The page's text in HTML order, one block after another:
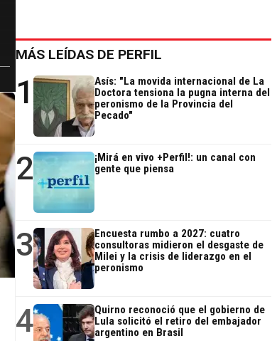
MÁS LEÍDAS DE PERFIL
1
Asís: "La movida internacional de La
Doctora tensiona la pugna interna del
peronismo de la Provincia del
Pecado"
2
¡Mirá en vivo +Perfil!: un canal con
gente que piensa
3
Encuesta rumbo a 2027: cuatro
consultoras midieron el desgaste de
Milei y la crisis de liderazgo en el
peronismo
4
Quirno reconoció que el gobierno de
Lula solicitó el retiro del embajador
argentino en Brasil